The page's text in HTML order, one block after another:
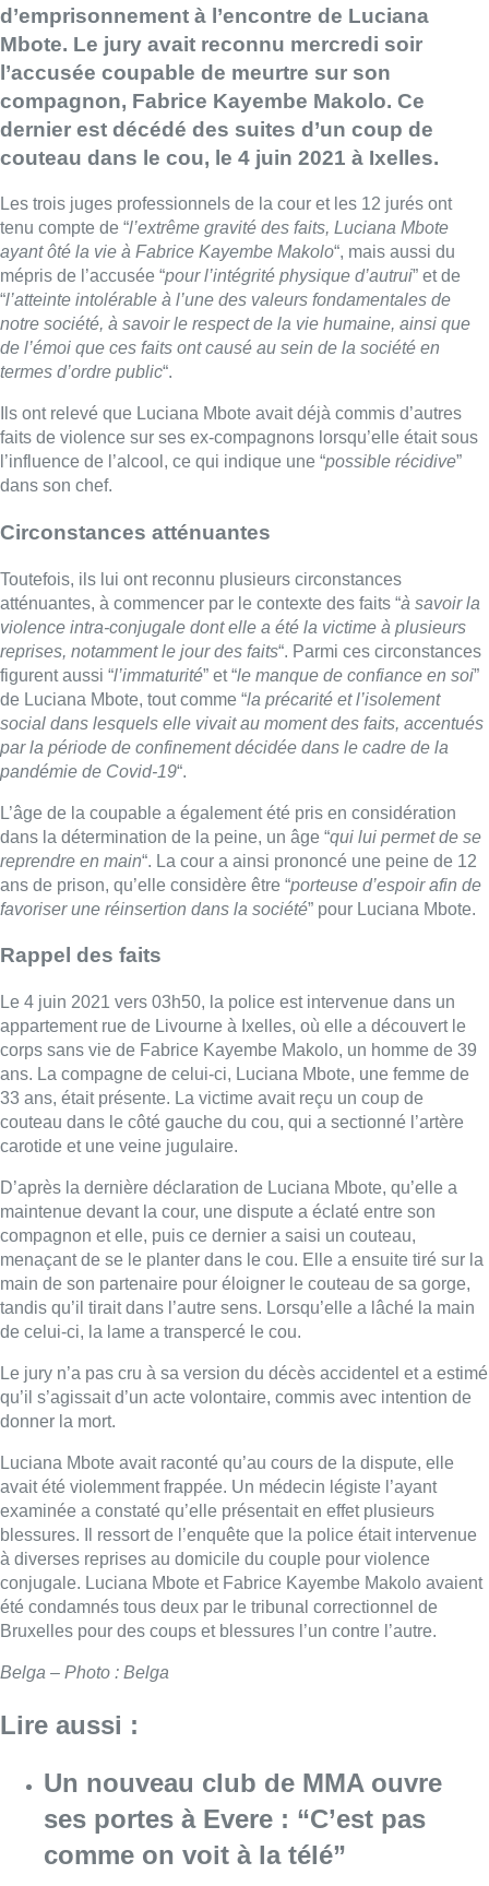
d’emprisonnement à l’encontre de Luciana
Mbote. Le jury avait reconnu mercredi soir
l’accusée coupable de meurtre sur son
compagnon, Fabrice Kayembe Makolo. Ce
dernier est décédé des suites d’un coup de
couteau dans le cou, le 4 juin 2021 à Ixelles.
Les trois juges professionnels de la cour et les 12 jurés ont
tenu compte de “l’extrême gravité des faits, Luciana Mbote
ayant ôté la vie à Fabrice Kayembe Makolo“, mais aussi du
mépris de l’accusée “pour l’intégrité physique d’autrui” et de
“l’atteinte intolérable à l’une des valeurs fondamentales de
notre société, à savoir le respect de la vie humaine, ainsi que
de l’émoi que ces faits ont causé au sein de la société en
termes d’ordre public“.
Ils ont relevé que Luciana Mbote avait déjà commis d’autres
faits de violence sur ses ex-compagnons lorsqu’elle était sous
l’influence de l’alcool, ce qui indique une “possible récidive”
dans son chef.
Circonstances atténuantes
Toutefois, ils lui ont reconnu plusieurs circonstances
atténuantes, à commencer par le contexte des faits “à savoir la
violence intra-conjugale dont elle a été la victime à plusieurs
reprises, notamment le jour des faits“. Parmi ces circonstances
figurent aussi “l’immaturité” et “le manque de confiance en soi”
de Luciana Mbote, tout comme “la précarité et l’isolement
social dans lesquels elle vivait au moment des faits, accentués
par la période de confinement décidée dans le cadre de la
pandémie de Covid-19“.
L’âge de la coupable a également été pris en considération
dans la détermination de la peine, un âge “qui lui permet de se
reprendre en main“. La cour a ainsi prononcé une peine de 12
ans de prison, qu’elle considère être “porteuse d’espoir afin de
favoriser une réinsertion dans la société” pour Luciana Mbote.
Rappel des faits
Le 4 juin 2021 vers 03h50, la police est intervenue dans un
appartement rue de Livourne à Ixelles, où elle a découvert le
corps sans vie de Fabrice Kayembe Makolo, un homme de 39
ans. La compagne de celui-ci, Luciana Mbote, une femme de
33 ans, était présente. La victime avait reçu un coup de
couteau dans le côté gauche du cou, qui a sectionné l’artère
carotide et une veine jugulaire.
D’après la dernière déclaration de Luciana Mbote, qu’elle a
maintenue devant la cour, une dispute a éclaté entre son
compagnon et elle, puis ce dernier a saisi un couteau,
menaçant de se le planter dans le cou. Elle a ensuite tiré sur la
main de son partenaire pour éloigner le couteau de sa gorge,
tandis qu’il tirait dans l’autre sens. Lorsqu’elle a lâché la main
de celui-ci, la lame a transpercé le cou.
Le jury n’a pas cru à sa version du décès accidentel et a estimé
qu’il s’agissait d’un acte volontaire, commis avec intention de
donner la mort.
Luciana Mbote avait raconté qu’au cours de la dispute, elle
avait été violemment frappée. Un médecin légiste l’ayant
examinée a constaté qu’elle présentait en effet plusieurs
blessures. Il ressort de l’enquête que la police était intervenue
à diverses reprises au domicile du couple pour violence
conjugale. Luciana Mbote et Fabrice Kayembe Makolo avaient
été condamnés tous deux par le tribunal correctionnel de
Bruxelles pour des coups et blessures l’un contre l’autre.
Belga – Photo : Belga
Lire aussi :
Un nouveau club de MMA ouvre
ses portes à Evere : “C’est pas
comme on voit à la télé”